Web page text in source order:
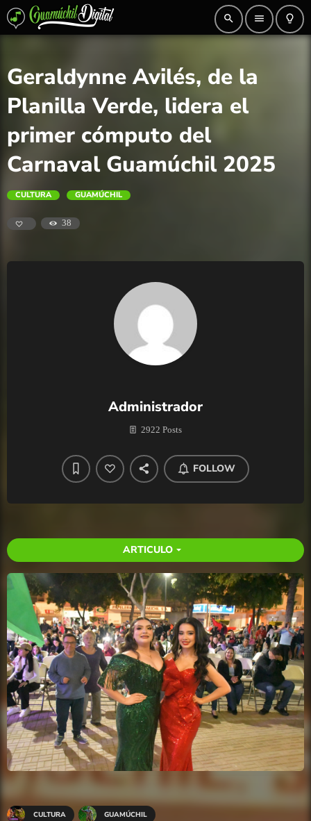
search menu lightbulb_outline
Geraldynne Avilés, de la
Planilla Verde, lidera el
primer cómputo del
Carnaval Guamúchil 2025
CULTURA GUAMÚCHIL
38
Administrador
2922 Posts
FOLLOW
ARTICULO arrow_drop_down
CULTURA GUAMÚCHIL